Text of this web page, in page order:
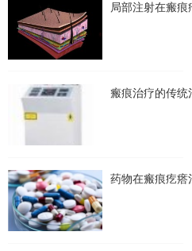
局部注射在瘢痕
瘢痕治疗的传统
药物在瘢痕疙瘩